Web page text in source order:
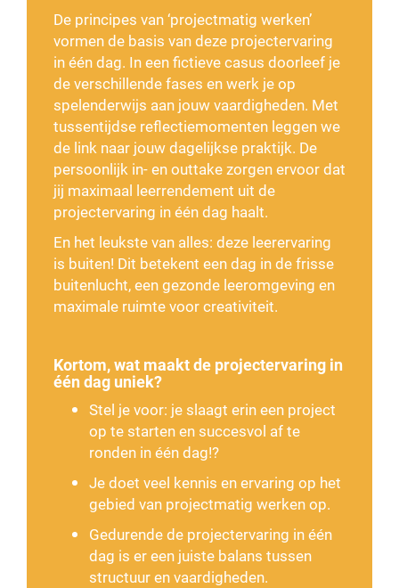
De principes van ‘projectmatig werken’
vormen de basis van deze projectervaring
in één dag. In een fictieve casus doorleef je
de verschillende fases en werk je op
spelenderwijs aan jouw vaardigheden. Met
tussentijdse reflectiemomenten leggen we
de link naar jouw dagelijkse praktijk. De
persoonlijk in- en outtake zorgen ervoor dat
jij maximaal leerrendement uit de
projectervaring in één dag haalt.
En het leukste van alles: deze leerervaring
is buiten! Dit betekent een dag in de frisse
buitenlucht, een gezonde leeromgeving en
maximale ruimte voor creativiteit.
Kortom, wat maakt de projectervaring in
één dag uniek?
Stel je voor: je slaagt erin een project
op te starten en succesvol af te
ronden in één dag!?
Je doet veel kennis en ervaring op het
gebied van projectmatig werken op.
Gedurende de projectervaring in één
dag is er een juiste balans tussen
structuur en vaardigheden.